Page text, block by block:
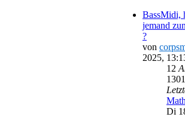
BassMidi,
jemand
?
von
2025,
12
Di